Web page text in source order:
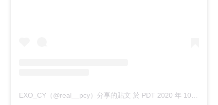
EXO_CY（@real__pcy）分享的貼文 於 PDT 2020 年 10月 月 21 日 下午 11:41